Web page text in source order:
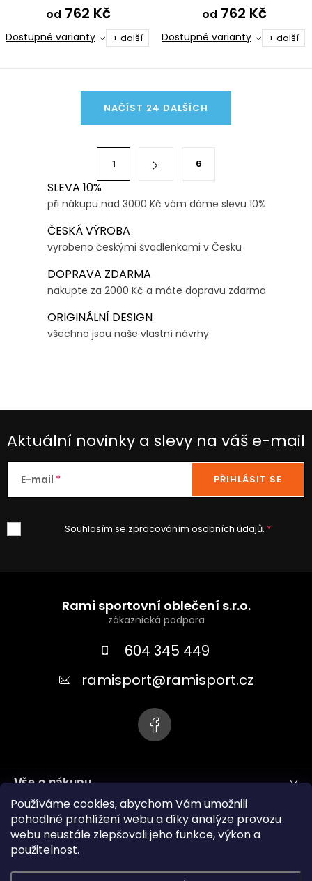
Používáme cookies, abychom Vám umožnili
pohodlné prohlížení webu a díky analýze provozu
webu neustále zlepšovali jeho funkce, výkon a
použitelnost.
od762 Kč
Dostupné varianty + další
od762 Kč
Dostupné varianty + další
s
NAČÍST 24 DALŠÍCH
1 6
SLEVA 10%
při nákupu nad 3000 Kč vám dáme slevu 10%
ČESKÁ VÝROBA
vyrobeno českými švadlenkami v Česku
DOPRAVA ZDARMA
nakupte za 2000 Kč a máte dopravu zdarma
ORIGINÁLNÍ DESIGN
všechno jsou naše vlastní návrhy
Aktuální novinky a slevy na váš e-mail
E-mail
Souhlasím se zpracováním osobních údajů.
PŘIHLÁSIT SE
Rami sportovní oblečení s.r.o.
604 345 449
ramisport@ramisport.cz
Vše o nákupu
Informace pro vás